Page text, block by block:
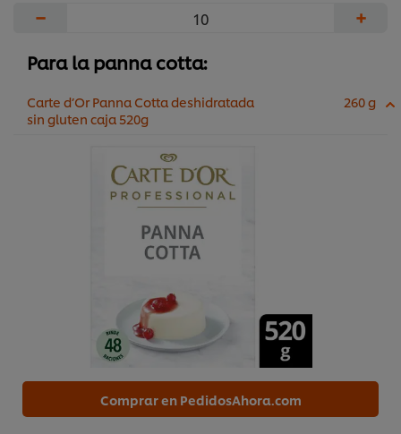
− +
Para la panna cotta:
Carte d’Or Panna Cotta deshidratada
sin gluten caja 520g
260 g
Comprar en PedidosAhora.com